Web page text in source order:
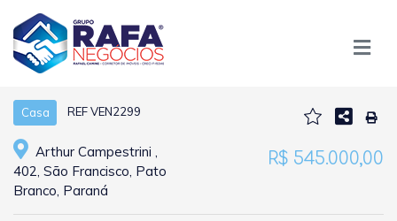
Casa REF VEN2299
Arthur Campestrini ,
402, São Francisco, Pato
Branco, Paraná
R$ 545.000,00